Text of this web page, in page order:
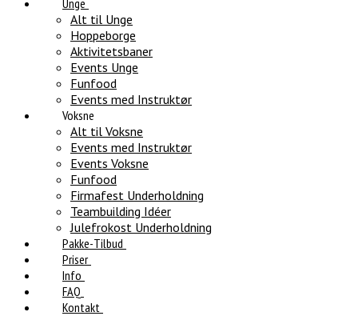
Unge
Alt til Unge
Hoppeborge
Aktivitetsbaner
Events Unge
Funfood
Events med Instruktør
Voksne
Alt til Voksne
Events med Instruktør
Events Voksne
Funfood
Firmafest Underholdning
Teambuilding Idéer
Julefrokost Underholdning
Pakke-Tilbud
Priser
Info
FAQ
Kontakt